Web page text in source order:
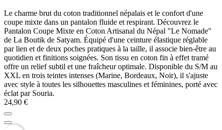
Le charme brut du coton traditionnel népalais et le confort d'une
coupe mixte dans un pantalon fluide et respirant. Découvrez le
Pantalon Coupe Mixte en Coton Artisanal du Népal "Le Nomade"
de La Boutik de Satyam. Équipé d'une ceinture élastique réglable
par lien et de deux poches pratiques à la taille, il associe bien-être au
quotidien et finitions soignées. Son tissu en coton fin à effet tramé
offre un relief subtil et une fraîcheur optimale. Disponible du S/M au
XXL en trois teintes intenses (Marine, Bordeaux, Noir), il s'ajuste
avec style à toutes les silhouettes masculines et féminines, porté avec
éclat par Souria.
24,90 €